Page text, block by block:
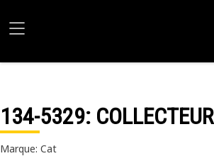
134-5329: COLLECTEUR
Marque: Cat